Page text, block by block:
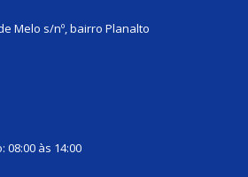
Melo s/nº, bairro Planalto
às 14:00